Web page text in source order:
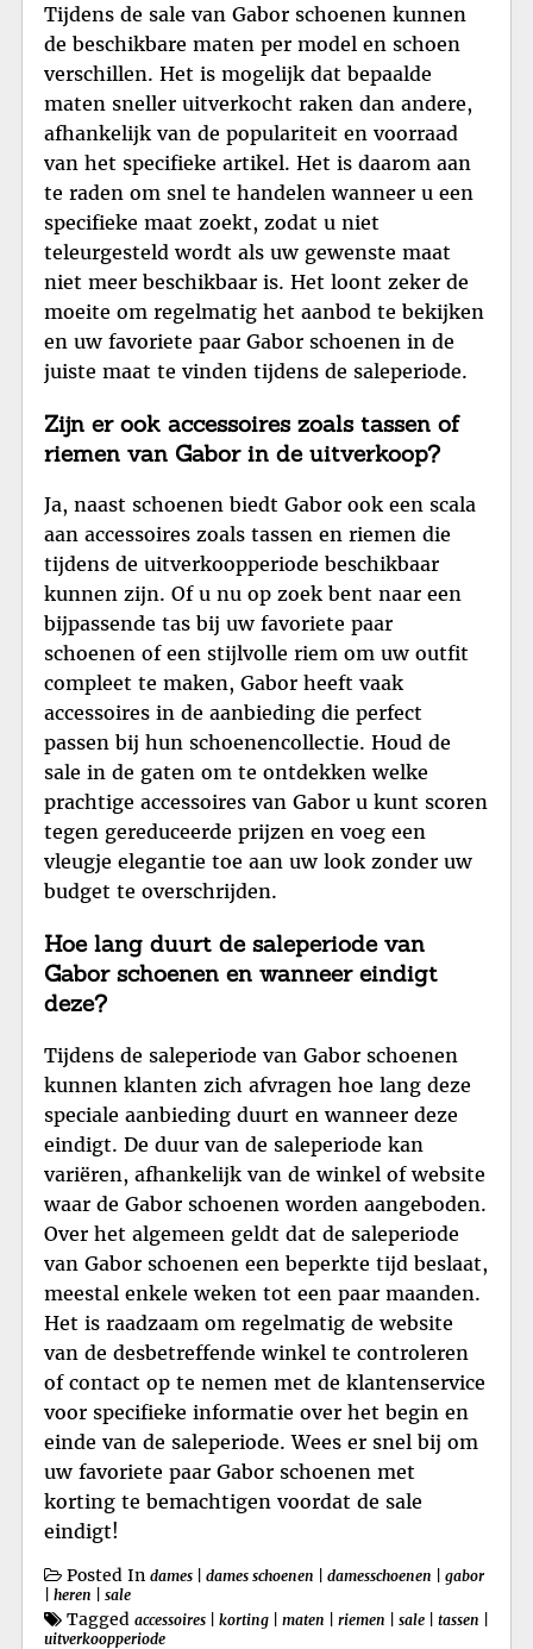
Tijdens de sale van Gabor schoenen kunnen
de beschikbare maten per model en schoen
verschillen. Het is mogelijk dat bepaalde
maten sneller uitverkocht raken dan andere,
afhankelijk van de populariteit en voorraad
van het specifieke artikel. Het is daarom aan
te raden om snel te handelen wanneer u een
specifieke maat zoekt, zodat u niet
teleurgesteld wordt als uw gewenste maat
niet meer beschikbaar is. Het loont zeker de
moeite om regelmatig het aanbod te bekijken
en uw favoriete paar Gabor schoenen in de
juiste maat te vinden tijdens de saleperiode.
Zijn er ook accessoires zoals tassen of
riemen van Gabor in de uitverkoop?
Ja, naast schoenen biedt Gabor ook een scala
aan accessoires zoals tassen en riemen die
tijdens de uitverkoopperiode beschikbaar
kunnen zijn. Of u nu op zoek bent naar een
bijpassende tas bij uw favoriete paar
schoenen of een stijlvolle riem om uw outfit
compleet te maken, Gabor heeft vaak
accessoires in de aanbieding die perfect
passen bij hun schoenencollectie. Houd de
sale in de gaten om te ontdekken welke
prachtige accessoires van Gabor u kunt scoren
tegen gereduceerde prijzen en voeg een
vleugje elegantie toe aan uw look zonder uw
budget te overschrijden.
Hoe lang duurt de saleperiode van
Gabor schoenen en wanneer eindigt
deze?
Tijdens de saleperiode van Gabor schoenen
kunnen klanten zich afvragen hoe lang deze
speciale aanbieding duurt en wanneer deze
eindigt. De duur van de saleperiode kan
variëren, afhankelijk van de winkel of website
waar de Gabor schoenen worden aangeboden.
Over het algemeen geldt dat de saleperiode
van Gabor schoenen een beperkte tijd beslaat,
meestal enkele weken tot een paar maanden.
Het is raadzaam om regelmatig de website
van de desbetreffende winkel te controleren
of contact op te nemen met de klantenservice
voor specifieke informatie over het begin en
einde van de saleperiode. Wees er snel bij om
uw favoriete paar Gabor schoenen met
korting te bemachtigen voordat de sale
eindigt!
Posted In dames dames schoenen damesschoenen
gabor
heren sale
Tagged accessoires korting maten riemen sale tassen
uitverkoopperiode